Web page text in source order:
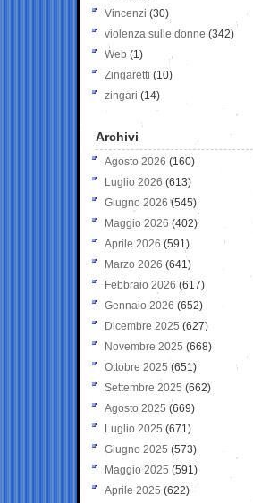
Vincenzi (30)
violenza sulle donne (342)
Web (1)
Zingaretti (10)
zingari (14)
Archivi
Agosto 2026 (160)
Luglio 2026 (613)
Giugno 2026 (545)
Maggio 2026 (402)
Aprile 2026 (591)
Marzo 2026 (641)
Febbraio 2026 (617)
Gennaio 2026 (652)
Dicembre 2025 (627)
Novembre 2025 (668)
Ottobre 2025 (651)
Settembre 2025 (662)
Agosto 2025 (669)
Luglio 2025 (671)
Giugno 2025 (573)
Maggio 2025 (591)
Aprile 2025 (622)